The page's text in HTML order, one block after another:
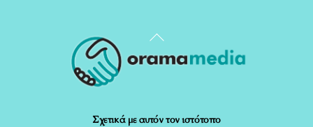
Back
To
Σχετικά με αυτόν τον ιστότοπο